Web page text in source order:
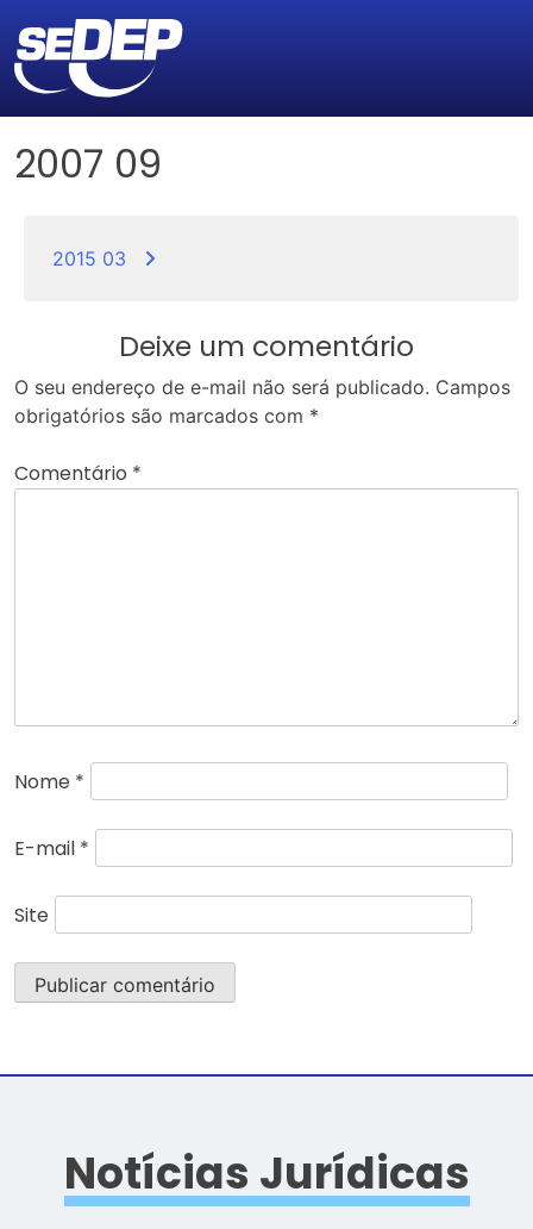
2007 09
2015 03
Deixe um comentário
O seu endereço de e-mail não será publicado. Campos
obrigatórios são marcados com *
Comentário *
Nome *
E-mail *
Site
Notícias Jurídicas